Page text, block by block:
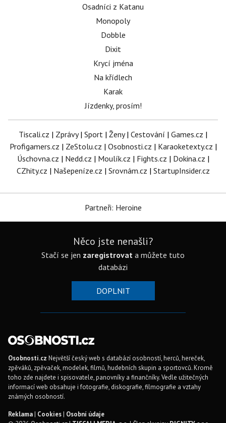
Osadníci z Katanu
Monopoly
Dobble
Dixit
Krycí jména
Na křídlech
Karak
Jízdenky, prosím!
Tiscali.cz | Zprávy| Sport | Ženy| Cestování | Games.cz |
Profigamers.cz | ZeStolu.cz | Osobnosti.cz | Karaoketexty.cz |
Úschovna.cz | Nedd.cz | Moulík.cz | Fights.cz | Dokina.cz |
CZhity.cz | Našepeníze.cz | Srovnám.cz | StartupInsider.cz
Partneři: Heroine
Něco jste nenašli?
Stačí se jen zaregistrovat a můžete tuto
databázi
DOPLNIT
Osobnosti.cz Největší český web s databází osobností, herců, hereček,
zpěváků, zpěvaček, modelek, filmů, hudebních skupin a sportovců. Kromě
toho zde najdete i spisovatele, panovníky a finančníky. Vedle užitečných
informací web obsahuje i fotografie, diskografie, filmografie a vztahy
známých osobností.
Reklama| Cookies| Osobní údaje